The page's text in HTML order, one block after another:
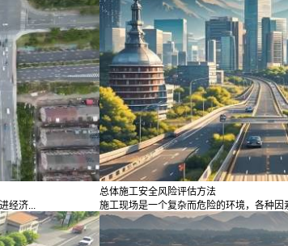
经济...
总体施工安全风险评估方法
施工现场是一个复杂而危险的环境，各种因